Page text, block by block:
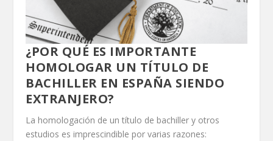
¿POR QUÉ ES IMPORTANTE
HOMOLOGAR UN TÍTULO DE
BACHILLER EN ESPAÑA SIENDO
EXTRANJERO?
La homologación de un título de bachiller y otros
estudios es imprescindible por varias razones: